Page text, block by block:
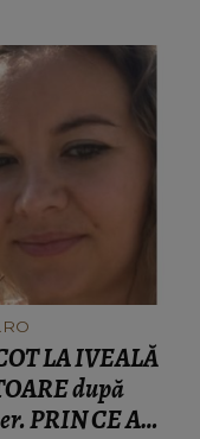
LA IVEALĂ
după
PRIN CE A